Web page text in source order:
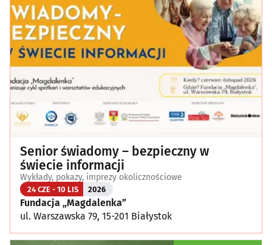
Senior świadomy – bezpieczny w
świecie informacji
Wykłady, pokazy, imprezy okolicznościowe
24 CZE - 10 LIS 2026
Fundacja „Magdalenka”
ul. Warszawska 79, 15-201 Białystok